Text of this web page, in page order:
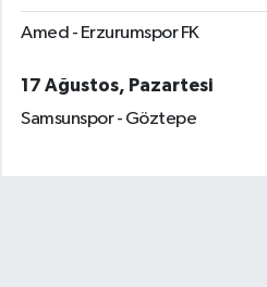
Amed - Erzurumspor FK
17 Ağustos, Pazartesi
Samsunspor - Göztepe